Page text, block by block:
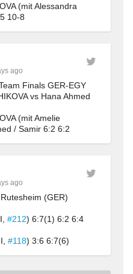
(mit Alessandra
10-8
ago
Finals GER-EGY
vs Hana Ahmed
(mit Amelie
/ Samir 6:2 6:2
ago
(GER)
#212) 6:7(1) 6:2 6:4
#118) 3:6 6:7(6)